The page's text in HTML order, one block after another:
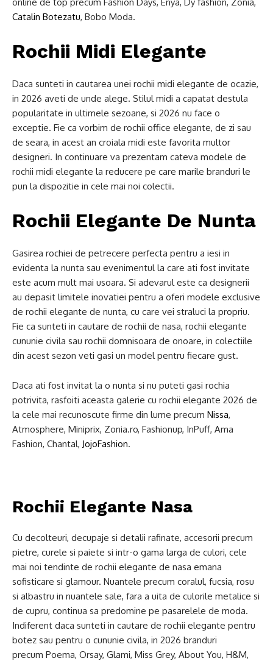
Catalin Botezatu, Bobo Moda.
Rochii Midi Elegante
Daca sunteti in cautarea unei rochii midi elegante de ocazie,
in 2026 aveti de unde alege. Stilul midi a capatat destula
popularitate in ultimele sezoane, si 2026 nu face o
exceptie. Fie ca vorbim de rochii office elegante, de zi sau
de seara, in acest an croiala midi este favorita multor
designeri. In continuare va prezentam cateva modele de
rochii midi elegante la reducere pe care marile branduri le
pun la dispozitie in cele mai noi colectii.
Rochii Elegante De Nunta
Gasirea rochiei de petrecere perfecta pentru a iesi in
evidenta la nunta sau evenimentul la care ati fost invitate
este acum mult mai usoara. Si adevarul este ca designerii
au depasit limitele inovatiei pentru a oferi modele exclusive
de rochii elegante de nunta, cu care vei straluci la propriu.
Fie ca sunteti in cautare de rochii de nasa, rochii elegante
cununie civila sau rochii domnisoara de onoare, in colectiile
din acest sezon veti gasi un model pentru fiecare gust.
Daca ati fost invitat la o nunta si nu puteti gasi rochia
potrivita, rasfoiti aceasta galerie cu rochii elegante 2026 de
la cele mai recunoscute firme din lume precum Nissa,
Atmosphere, Miniprix, Zonia.ro, Fashionup, InPuff, Ama
Fashion, Chantal, JojoFashion.
Rochii Elegante Nasa
Cu decolteuri, decupaje si detalii rafinate, accesorii precum
pietre, curele si paiete si intr-o gama larga de culori, cele
mai noi tendinte de rochii elegante de nasa emana
sofisticare si glamour. Nuantele precum coralul, fucsia, rosu
si albastru in nuantele sale, fara a uita de culorile metalice si
de cupru, continua sa predomine pe pasarelele de moda.
Indiferent daca sunteti in cautare de rochii elegante pentru
botez sau pentru o cununie civila, in 2026 branduri
precum Poema, Orsay, Glami, Miss Grey, About You, H&M,